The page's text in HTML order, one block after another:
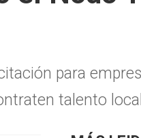
para
talento